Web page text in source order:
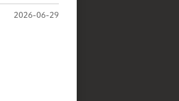
2026-06-29